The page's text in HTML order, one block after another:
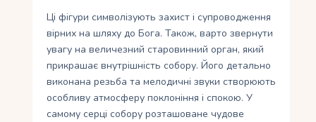
Ці фігури символізують захист і супроводження
вірних на шляху до Бога. Також, варто звернути
увагу на величезний старовинний орган, який
прикрашає внутрішність собору. Його детально
виконана резьба та мелодичні звуки створюють
особливу атмосферу поклоніння і спокою. У
самому серці собору розташоване чудове